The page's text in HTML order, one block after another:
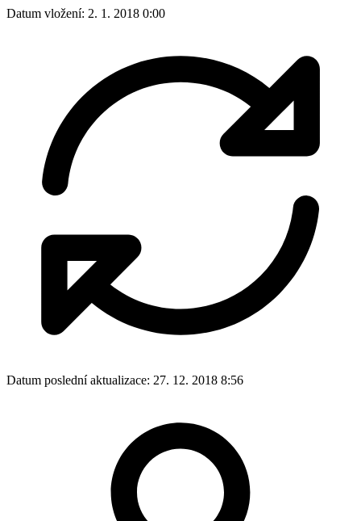
Datum vložení: 2. 1. 2018 0:00
Datum poslední aktualizace: 27. 12. 2018 8:56